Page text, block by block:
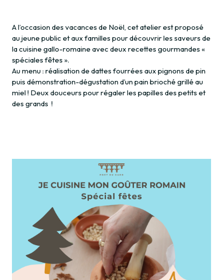
A l’occasion des vacances de Noël, cet atelier est proposé
au jeune public et aux familles pour découvrir les saveurs de
la cuisine gallo-romaine avec deux recettes gourmandes «
spéciales fêtes ».
Au menu : réalisation de dattes fourrées aux pignons de pin
puis démonstration-dégustation d’un pain brioché grillé au
miel ! Deux douceurs pour régaler les papilles des petits et
des grands !